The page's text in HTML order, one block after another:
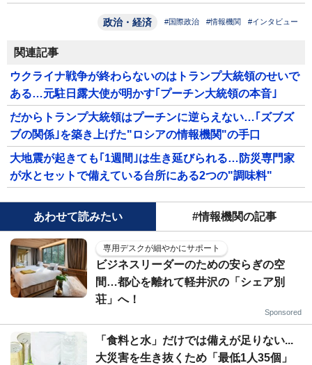
政治・経済 #国際政治 #情報機関 #インタビュー
関連記事
ウクライナ戦争が終わらないのはトランプ大統領のせいで
ある…元駐日露大使が明かす｢プーチン大統領の本音｣
だからトランプ大統領はプーチンに逆らえない…｢ズブズ
ブの関係｣を築き上げた"ロシアの情報機関"の手口
大地震が起きても｢1週間｣は生き延びられる…防災専門家
が水とセットで備えている台所にある2つの"調味料"
あわせて読みたい #情報機関の記事
専用デスクが細やかにサポート
ビジネスリーダーのための安らぎの空
間…都心を離れて軽井沢の「シェア別
荘」へ！
Sponsored
「食料と水」だけでは備えが足りない...
大災害を生き抜くため「最低1人35個」